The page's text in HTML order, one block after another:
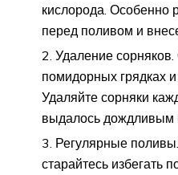
кислорода. Особенно
перед поливом и
Удаление
помидорных грядках
Удаляйте сорняки
выдалось дождливым
Регулярные
старайтесь избегать